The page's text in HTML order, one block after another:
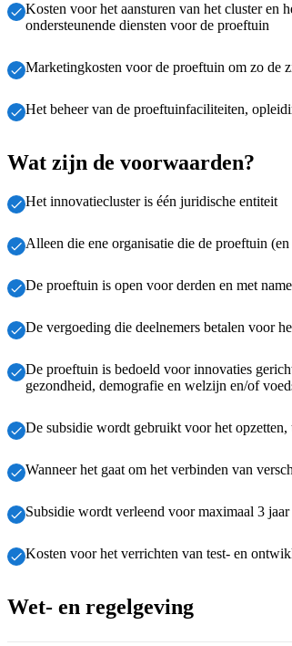
Kosten voor het aansturen van het cluster en
ondersteunende diensten voor de proeftuin
Marketingkosten voor de proeftuin om zo de
Het beheer van de proeftuinfaciliteiten,
Wat zijn de voorwaarden?
Het innovatiecluster is één juridische entiteit
Alleen die ene organisatie die de proeftuin
De proeftuin is open voor derden en met
De vergoeding die deelnemers betalen voor
De proeftuin is bedoeld voor innovaties
gezondheid, demografie en welzijn en/of
De subsidie wordt gebruikt voor het
Wanneer het gaat om het verbinden van
Subsidie wordt verleend voor maximaal 3
Kosten voor het verrichten van test- en
Wet- en regelgeving